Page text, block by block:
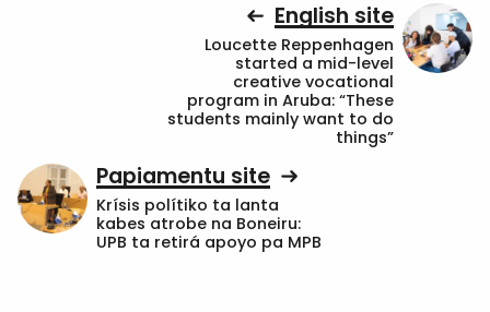
English site
Loucette Reppenhagen
started a mid-level
creative vocational
program in Aruba: “These
students mainly want to do
things”
Papiamentu site
Krísis polítiko ta lanta
kabes atrobe na Boneiru:
UPB ta retirá apoyo pa MPB